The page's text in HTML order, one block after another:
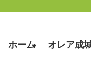
ホーム オレア成